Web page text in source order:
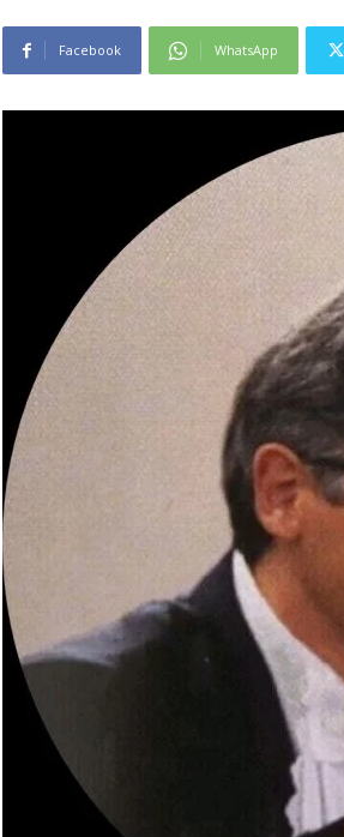
Facebook WhatsApp